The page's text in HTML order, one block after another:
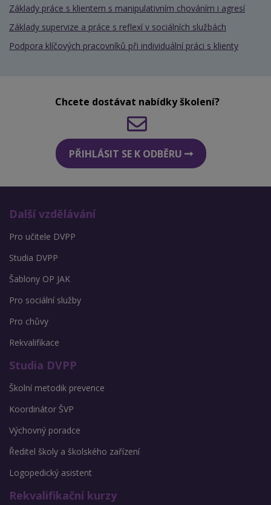
Základy práce s klientem s manipulativním chováním i agresí
Základy supervize a práce s reflexí v sociálních službách
Podpora klíčových pracovníků při individuální práci s klienty
Chcete dostávat nabídky školení?
PŘIHLÁSIT SE K ODBĚRU
Další vzdělávání
Pro učitele DVPP
Studia DVPP
Šablony OP JAK
Pro sociální služby
Pro chůvy
Rekvalifikace
Studia DVPP
Školní metodik prevence
Koordinátor ŠVP
Výchovný poradce
Ředitel školy a školského zařízení
Logopedický asistent
Rekvalifikační kurzy